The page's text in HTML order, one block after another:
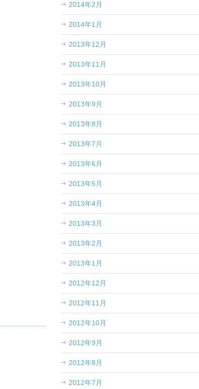
2014年2月
2014年1月
2013年12月
2013年11月
2013年10月
2013年9月
2013年8月
2013年7月
2013年6月
2013年5月
2013年4月
2013年3月
2013年2月
2013年1月
2012年12月
2012年11月
2012年10月
2012年9月
2012年8月
2012年7月